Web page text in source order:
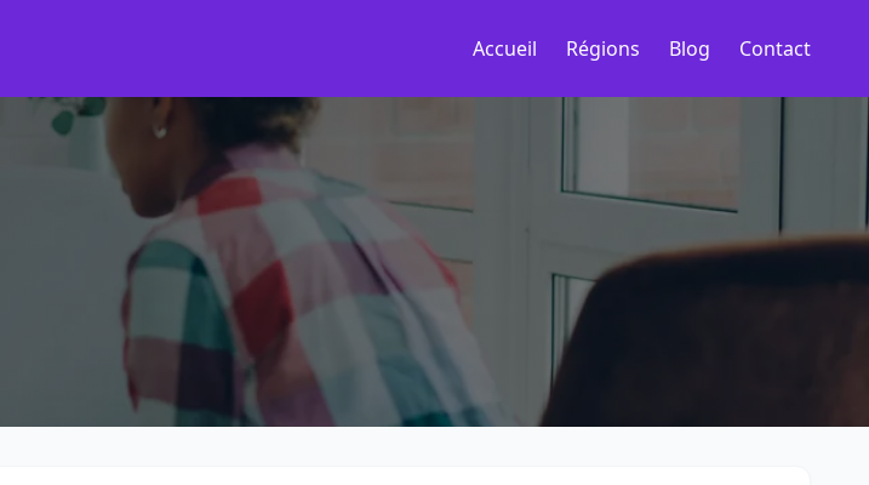
Accueil Régions Blog Contact